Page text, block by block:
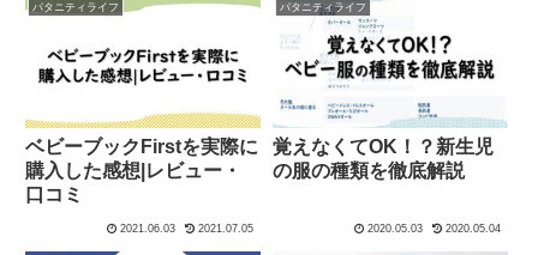
パタニティライフ
ベビーブックFirstを実際に
購入した感想|レビュー・
口コミ
2021.06.03 2021.07.05
パタニティライフ
覚えなくてOK！？新生児
の服の種類を徹底解説
2020.05.03 2020.05.04